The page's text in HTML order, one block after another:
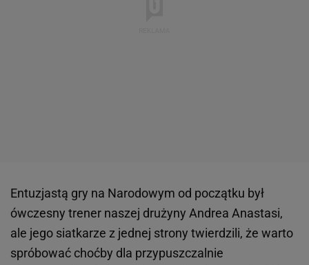
Entuzjastą gry na Narodowym od początku był
ówczesny trener naszej drużyny Andrea Anastasi,
ale jego siatkarze z jednej strony twierdzili, że warto
spróbować choćby dla przypuszczalnie